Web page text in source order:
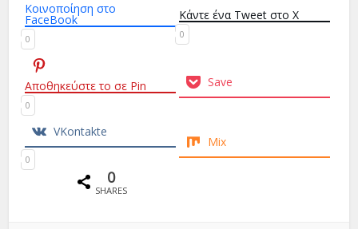
Κοινοποίηση στο
FaceBook
0
Κάντε ένα Tweet στο X
0
Αποθηκεύστε το σε Pin
0
Save
VKontakte
0
Mix
0
SHARES